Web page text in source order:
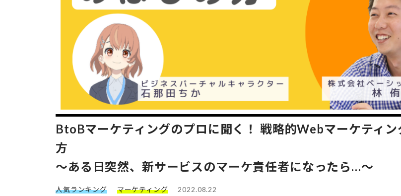
BtoBマーケティングのプロに聞く！ 戦略的Webマーケティン
方
～ある日突然、新サービスのマーケ責任者になったら…～
人気ランキング マーケティング 2022.08.22